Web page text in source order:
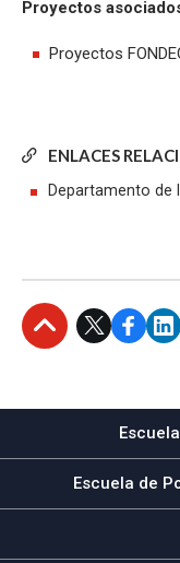
ENLACES
Departamento de
Proyectos
Proyectos
Escuela de